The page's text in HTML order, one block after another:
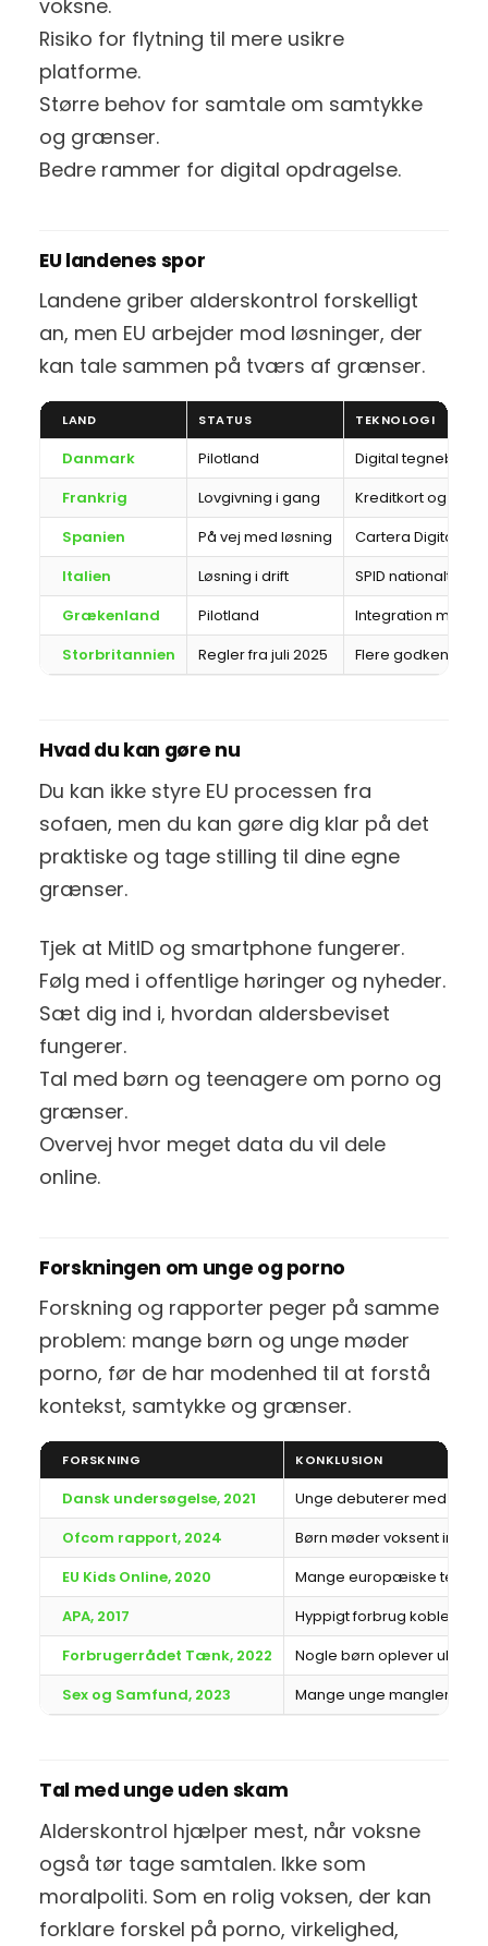
voksne.
Risiko for flytning til mere usikre
platforme.
Større behov for samtale om samtykke
og grænser.
Bedre rammer for digital opdragelse.
EU landenes spor
Landene griber alderskontrol forskelligt
an, men EU arbejder mod løsninger, der
kan tale sammen på tværs af grænser.
LAND STATUS TEKNOLOGI
Danmark Pilotland
Digital tegnebog
Frankrig
Lovgivning i gang
Kreditkort og AI
Spanien
På vej med løsning
Cartera Digital
Italien
Løsning i drift
SPID nationalt ID
Grækenland
Pilotland
Integration med
Storbritannien
Regler fra juli 2025 Flere godkendte
Hvad du kan gøre nu
Du kan ikke styre EU processen fra
sofaen, men du kan gøre dig klar på det
praktiske og tage stilling til dine egne
grænser.
Tjek at MitID og smartphone fungerer.
Følg med i offentlige høringer og nyheder.
Sæt dig ind i, hvordan aldersbeviset
fungerer.
Tal med børn og teenagere om porno og
grænser.
Overvej hvor meget data du vil dele
online.
Forskningen om unge og porno
Forskning og rapporter peger på samme
problem: mange børn og unge møder
porno, før de har modenhed til at forstå
kontekst, samtykke og grænser.
FORSKNING KONKLUSION
Dansk undersøgelse, 2021
Unge debuterer med
Ofcom rapport, 2024
Børn møder voksent
EU Kids Online, 2020
Mange europæiske
APA, 2017
Hyppigt forbrug kobles til
Forbrugerrådet Tænk, 2022
Nogle børn oplever
Sex og Samfund, 2023
Mange unge mangler
Tal med unge uden skam
Alderskontrol hjælper mest, når voksne
også tør tage samtalen. Ikke som
moralpoliti. Som en rolig voksen, der kan
forklare forskel på porno, virkelighed,